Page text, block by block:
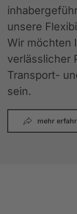
unsere
Wir möchten
verlässlicher
Transport-
sein.
mehr